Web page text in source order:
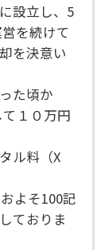
設立し、5
を続けて
を決意い
た頃か
１０万円
ル料（X
よそ100記
ておりま